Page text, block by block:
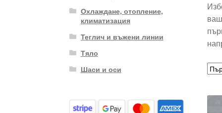
Охлаждане, отопление,
климатизация
Теглич и въжени линии
Тяло
Шаси и оси